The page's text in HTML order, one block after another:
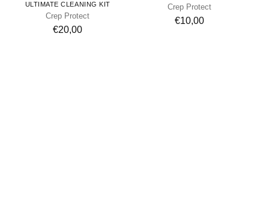
ULTIMATE CLEANING KIT
Crep Protect
€20,00
Crep Protect
€10,00